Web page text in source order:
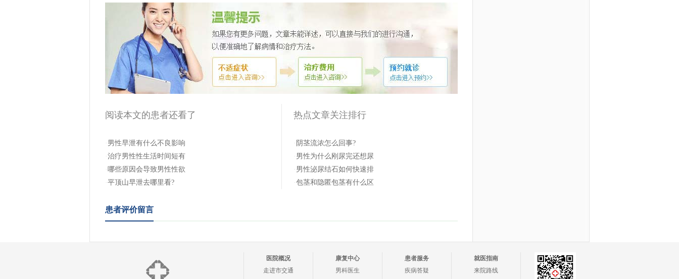
阅读本文的患者还看了
· 男性早泄有什么不良影响
·治疗男性性生活时间短有
·哪些原因会导致男性性欲
·平顶山早泄去哪里看?
热点文章关注排行
· 阴茎流浓怎么回事?
· 男性为什么刚尿完还想尿
· 男性泌尿结石如何快速排
·包茎和隐匿包茎有什么区
患者评价留言
医院概况
走进市交通
康复中心
男科医生
患者服务
疾病答疑
就医指南
来院路线